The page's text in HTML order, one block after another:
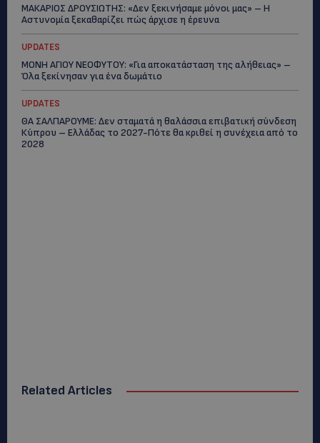
ΜΑΚΑΡΙΟΣ ΔΡΟΥΣΙΩΤΗΣ: «Δεν ξεκινήσαμε μόνοι μας» – Η
Αστυνομία ξεκαθαρίζει πώς άρχισε η έρευνα
UPDATES
ΜΟΝΗ ΑΓΙΟΥ ΝΕΟΦΥΤΟΥ: «Για αποκατάσταση της αλήθειας» –
Όλα ξεκίνησαν για ένα δωμάτιο
UPDATES
ΘΑ ΣΑΛΠΑΡΟΥΜΕ: Δεν σταματά η θαλάσσια επιβατική σύνδεση
Κύπρου – Ελλάδας το 2027-Πότε θα κριθεί η συνέχεια από το
2028
Related Articles